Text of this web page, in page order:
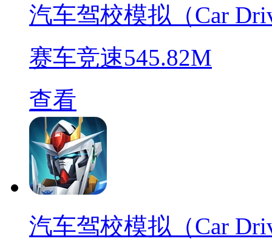
汽车驾校模拟（Car
赛车竞速545.82M
查看
汽车驾校模拟（Car